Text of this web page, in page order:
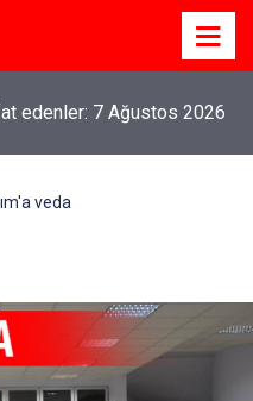
edenler: 7 Ağustos 2026
veda